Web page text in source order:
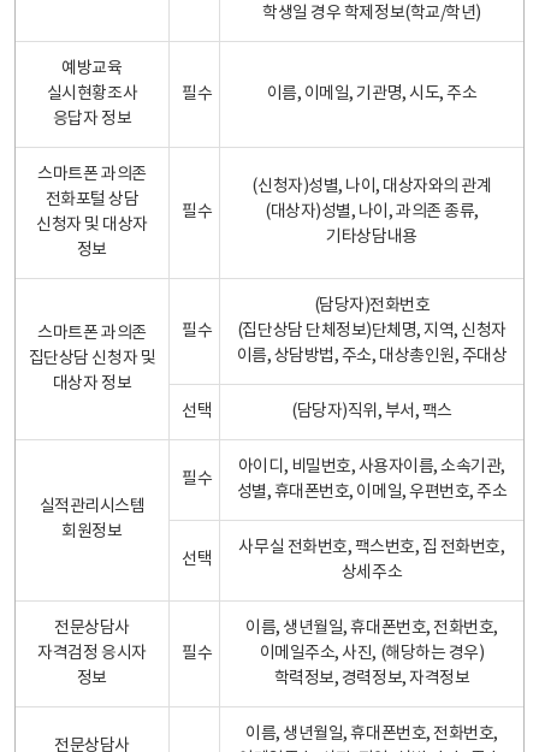
학생일 경우 학제정보(학교/학년)
예방교육
실시현황조사
응답자 정보
필수 이름, 이메일, 기관명, 시도, 주소
스마트폰 과의존
전화포털 상담
신청자 및 대상자
정보
필수
(신청자)성별, 나이, 대상자와의 관계
(대상자)성별, 나이, 과의존 종류,
기타상담내용
스마트폰 과의존
집단상담 신청자 및
대상자 정보
필수
(담당자)전화번호
(집단상담 단체정보)단체명, 지역, 신청자
이름, 상담방법, 주소, 대상총인원, 주대상
선택 (담당자)직위, 부서, 팩스
실적관리시스템
회원정보
필수
아이디, 비밀번호, 사용자이름, 소속기관,
성별, 휴대폰번호, 이메일, 우편번호, 주소
선택
사무실 전화번호, 팩스번호, 집 전화번호,
상세주소
전문상담사
자격검정 응시자
정보
필수
이름, 생년월일, 휴대폰번호, 전화번호,
이메일주소, 사진, (해당하는 경우)
학력정보, 경력정보, 자격정보
전문상담사
이름, 생년월일, 휴대폰번호, 전화번호,